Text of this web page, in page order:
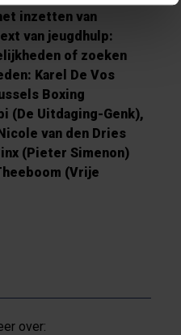
inzetten van
van jeugdhulp:
of zoeken
Karel De Vos
Boxing
(De Uitdaging-Genk),
van den Dries
(Pieter Simenon)
(Vrije
over: